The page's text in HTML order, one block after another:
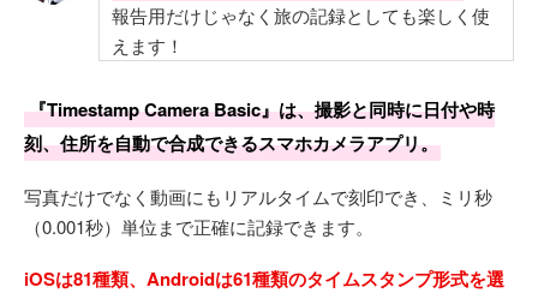
報告用だけじゃなく旅の記録としても楽しく使
えます！
『Timestamp Camera Basic』は、撮影と同時に日付や時
刻、住所を自動で合成できるスマホカメラアプリ。
写真だけでなく動画にもリアルタイムで刻印でき、ミリ秒
（0.001秒）単位まで正確に記録できます。
iOSは81種類、Androidは61種類のタイムスタンプ形式を選